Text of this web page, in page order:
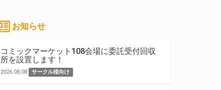
お知らせ
コミックマーケット108会場に委託受付回収
所を設置します！
2026.08.08 サークル様向け